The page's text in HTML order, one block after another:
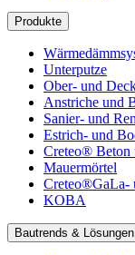
Produkte
Unterputze
Ober- und
Anstriche und
Sanier- und
Estrich- und
Creteo® Beton
Mauermörtel
Creteo®GaLa-
KOBA
Bautrends & Lösungen